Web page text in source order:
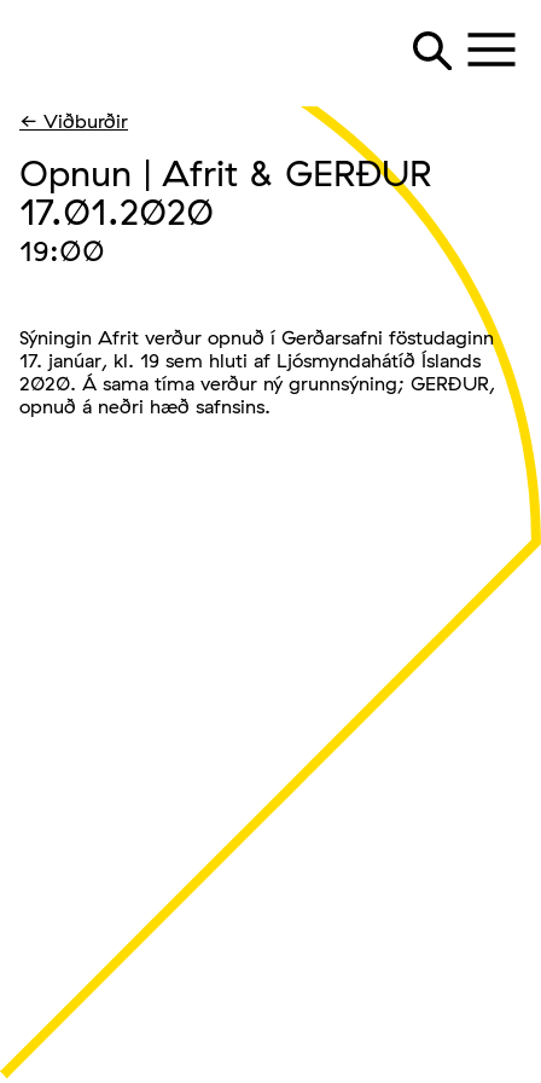
← Viðburðir
Opnun | Afrit & GERÐUR
17.01.2020
19:00
Sýningin Afrit verður opnuð í Gerðarsafni föstudaginn
17. janúar, kl. 19 sem hluti af Ljósmyndahátíð Íslands
2020. Á sama tíma verður ný grunnsýning; GERÐUR,
opnuð á neðri hæð safnsins.